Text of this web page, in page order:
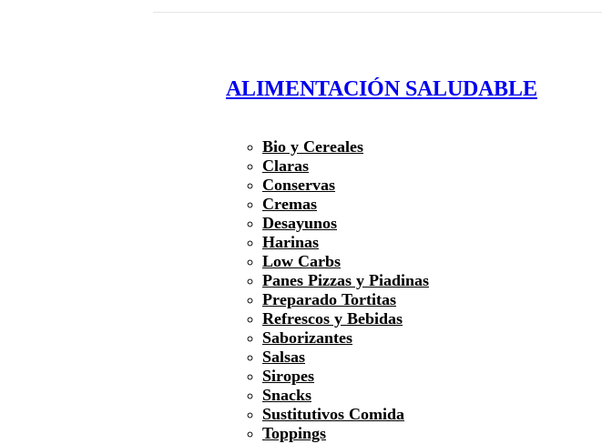
ALIMENTACIÓN SALUDABLE
Bio y Cereales
Claras
Conservas
Cremas
Desayunos
Harinas
Low Carbs
Panes Pizzas y Piadinas
Preparado Tortitas
Refrescos y Bebidas
Saborizantes
Salsas
Siropes
Snacks
Sustitutivos Comida
Toppings